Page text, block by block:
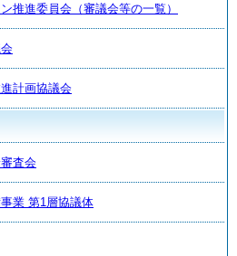
推進委員会（審議会等の一覧）
計画協議会
査会
業 第1層協議体